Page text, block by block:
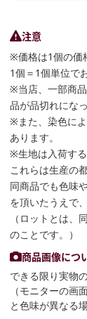
注意
※価格は1個の価
1個＝1個単位で
※当店、一部商
品が品切れにな
※また、染色に
あります。
※生地は入荷す
これらは生産の
同商品でも色味
を頂いたうえで
（ロットとは、
のことです。）
商品画像につ
できる限り実物
（モニターの画
と色味が異なる